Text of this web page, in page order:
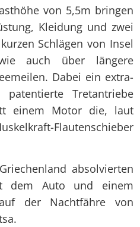
von 5,5m bringen
Kleidung und zwei
Schlägen von Insel
auch über längere
Dabei ein extra-
Tretantriebe
einem Motor die, laut
Flautenschieber
absolvierten
dem Auto und einem
der Nachtfähre von